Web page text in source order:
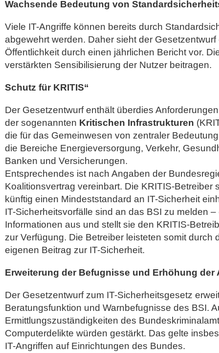
Wachsende Bedeutung von
Viele IT-Angriffe können bereits durch
abgewehrt werden. Daher sieht der
Öffentlichkeit durch einen jährlichen Bericht vor.
verstärkten Sensibilisierung der Nutzer beitragen.
Schutz für KRITIS“
Der Gesetzentwurf enthält überdies
der sogenannten Kritischen Infrastrukturen
die für das Gemeinwesen von zentraler
die Bereiche Energieversorgung, Verkehr,
Banken und Versicherungen.
Entsprechendes ist nach Angaben der
Koalitionsvertrag vereinbart. Die KRITIS-Betreiber
künftig einen Mindeststandard an IT-Sicherheit
IT-Sicherheitsvorfälle sind an das BSI zu melden
Informationen aus und stellt sie den KRITIS-
zur Verfügung. Die Betreiber leisteten somit durch
eigenen Beitrag zur IT-Sicherheit.
Erweiterung der Befugnisse und Erhöhung der
Der Gesetzentwurf zum IT-Sicherheitsgesetz
Beratungsfunktion und Warnbefugnisse des BSI.
Ermittlungszuständigkeiten des
Computerdelikte würden gestärkt. Das gelte
IT-Angriffen auf Einrichtungen des Bundes.